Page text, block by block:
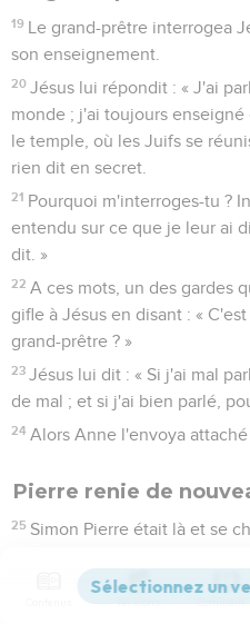
19 Le grand-prêtre interrogea
son enseignement.
20 Jésus lui répondit : « J'ai
monde ; j'ai toujours
le temple, où les Juifs se
rien dit en secret.
21 Pourquoi m'interroges-tu ?
entendu sur ce que je leur ai
dit. »
22 A ces mots, un des gardes
gifle à Jésus en disant : «
grand-prêtre ? »
23 Jésus lui dit : « Si j'ai mal
de mal ; et si j'ai bien parlé,
24 Alors Anne l'envoya
Pierre renie de
25 Simon Pierre était là et se
n'en fais pas partie. »
Versions